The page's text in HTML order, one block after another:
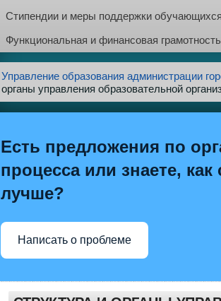
Стипендии и меры поддержки обучающихся
Функциональная и финансовая
Управление образования администрации
органы управления образовательной
Есть предложения по
процесса или знаете,
лучше?
Написать о проблеме